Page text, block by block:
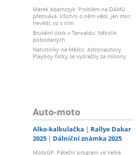
Marek Adamczyk: Problém na DAMU
přetrvává. Všichni o něm vědí, jen moc
nevědí, co s ním
Brutální útok v Tanvaldu: Několik
pobodaných
Nahotinky na Měsíci: Astronautovy
Playboy fotky se vydražily za miliony
Auto-moto
Alko-kalkulačka
Rallye Dakar
2025
Dálniční známka 2025
MotoGP: Páteční program ve Velké